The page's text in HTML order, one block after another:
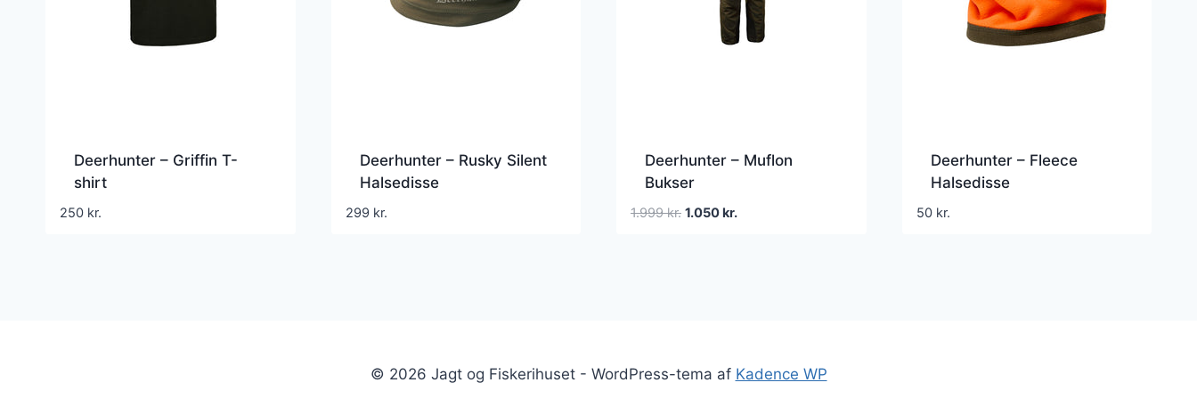
Deerhunter – Griffin T-
shirt
250 kr.
Deerhunter – Rusky Silent
Halsedisse
299 kr.
Deerhunter – Muflon
Bukser
1.999kr. Den
1.050kr.
Deerhunter – Fleece
Halsedisse
50 kr.
© 2026 Jagt og Fiskerihuset - WordPress-tema af Kadence WP